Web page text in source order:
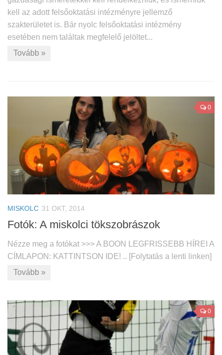
kell az adott felsőoktatási intézményre jellemző
szakterületet is. Bár nyolc felsőoktatási intézmény
esetében nem találtak megfelelő jelöltet...
Tovább »
0
MISKOLC 31 OKT, 2014
Fotók: A miskolci tökszobrászok
Nézze meg a fotókat >>> A BOON LEGFRISSEBB HÍREI A
CÍMLAPON: KATTINTSON IDE! .. [Folytatás a lenti linken]
Tovább »
0